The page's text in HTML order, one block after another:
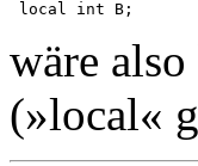
wäre
(»local«